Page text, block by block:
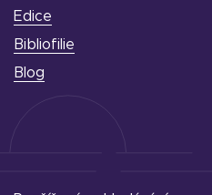
Edice
Bibliofilie
Blog